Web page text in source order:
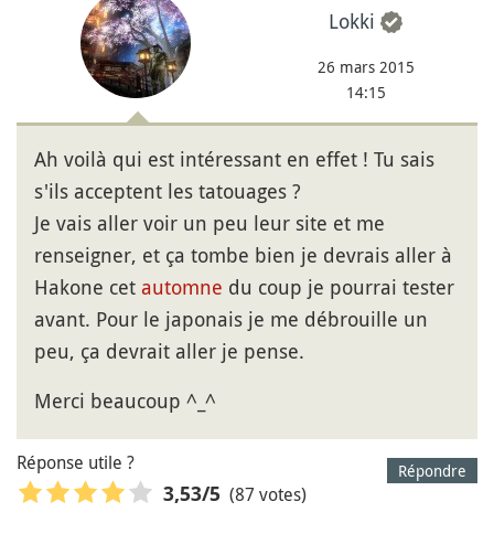
Lokki
26 mars 2015
14:15
Ah voilà qui est intéressant en effet ! Tu sais
s'ils acceptent les tatouages ?
Je vais aller voir un peu leur site et me
renseigner, et ça tombe bien je devrais aller à
Hakone cet automne du coup je pourrai tester
avant. Pour le japonais je me débrouille un
peu, ça devrait aller je pense.
Merci beaucoup ^_^
Répondre
Réponse utile ?
3,53/5 (87 votes)